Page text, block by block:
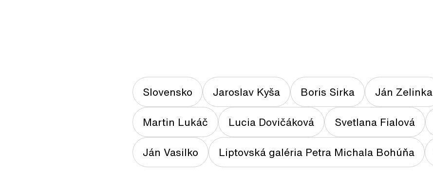
Slovensko Jaroslav Kyša Boris Sirka Ján Zelinka
Martin Lukáč Lucia Dovičáková Svetlana Fialová
Ján Vasilko Liptovská galéria Petra Michala Bohúňa